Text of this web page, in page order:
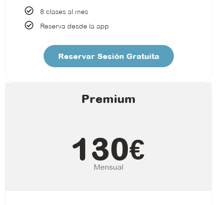
8 clases al mes
Reserva desde la app
Reservar Sesión Gratuita
Premium
130€
Mensual